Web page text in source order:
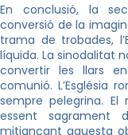
En conclusió, la
conversió de la
trama de trobades,
líquida. La sinodalitat
convertir les llars
comunió. L’Església
sempre pelegrina. El
essent sagrament
mitjançant aquesta